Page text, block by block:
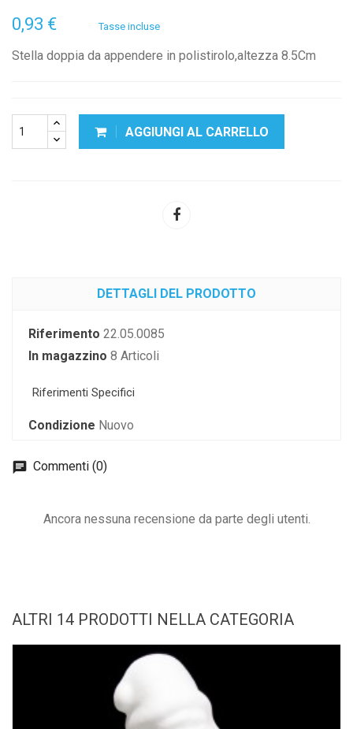
0,93 €
Tasse incluse
Stella doppia da appendere in polistirolo,altezza 8.5Cm
AGGIUNGI AL CARRELLO
DETTAGLI DEL PRODOTTO
Riferimento 22.05.0085
In magazzino 8 Articoli
Riferimenti Specifici
Condizione Nuovo
Commenti (0)
Ancora nessuna recensione da parte degli utenti.
ALTRI 14 PRODOTTI NELLA CATEGORIA